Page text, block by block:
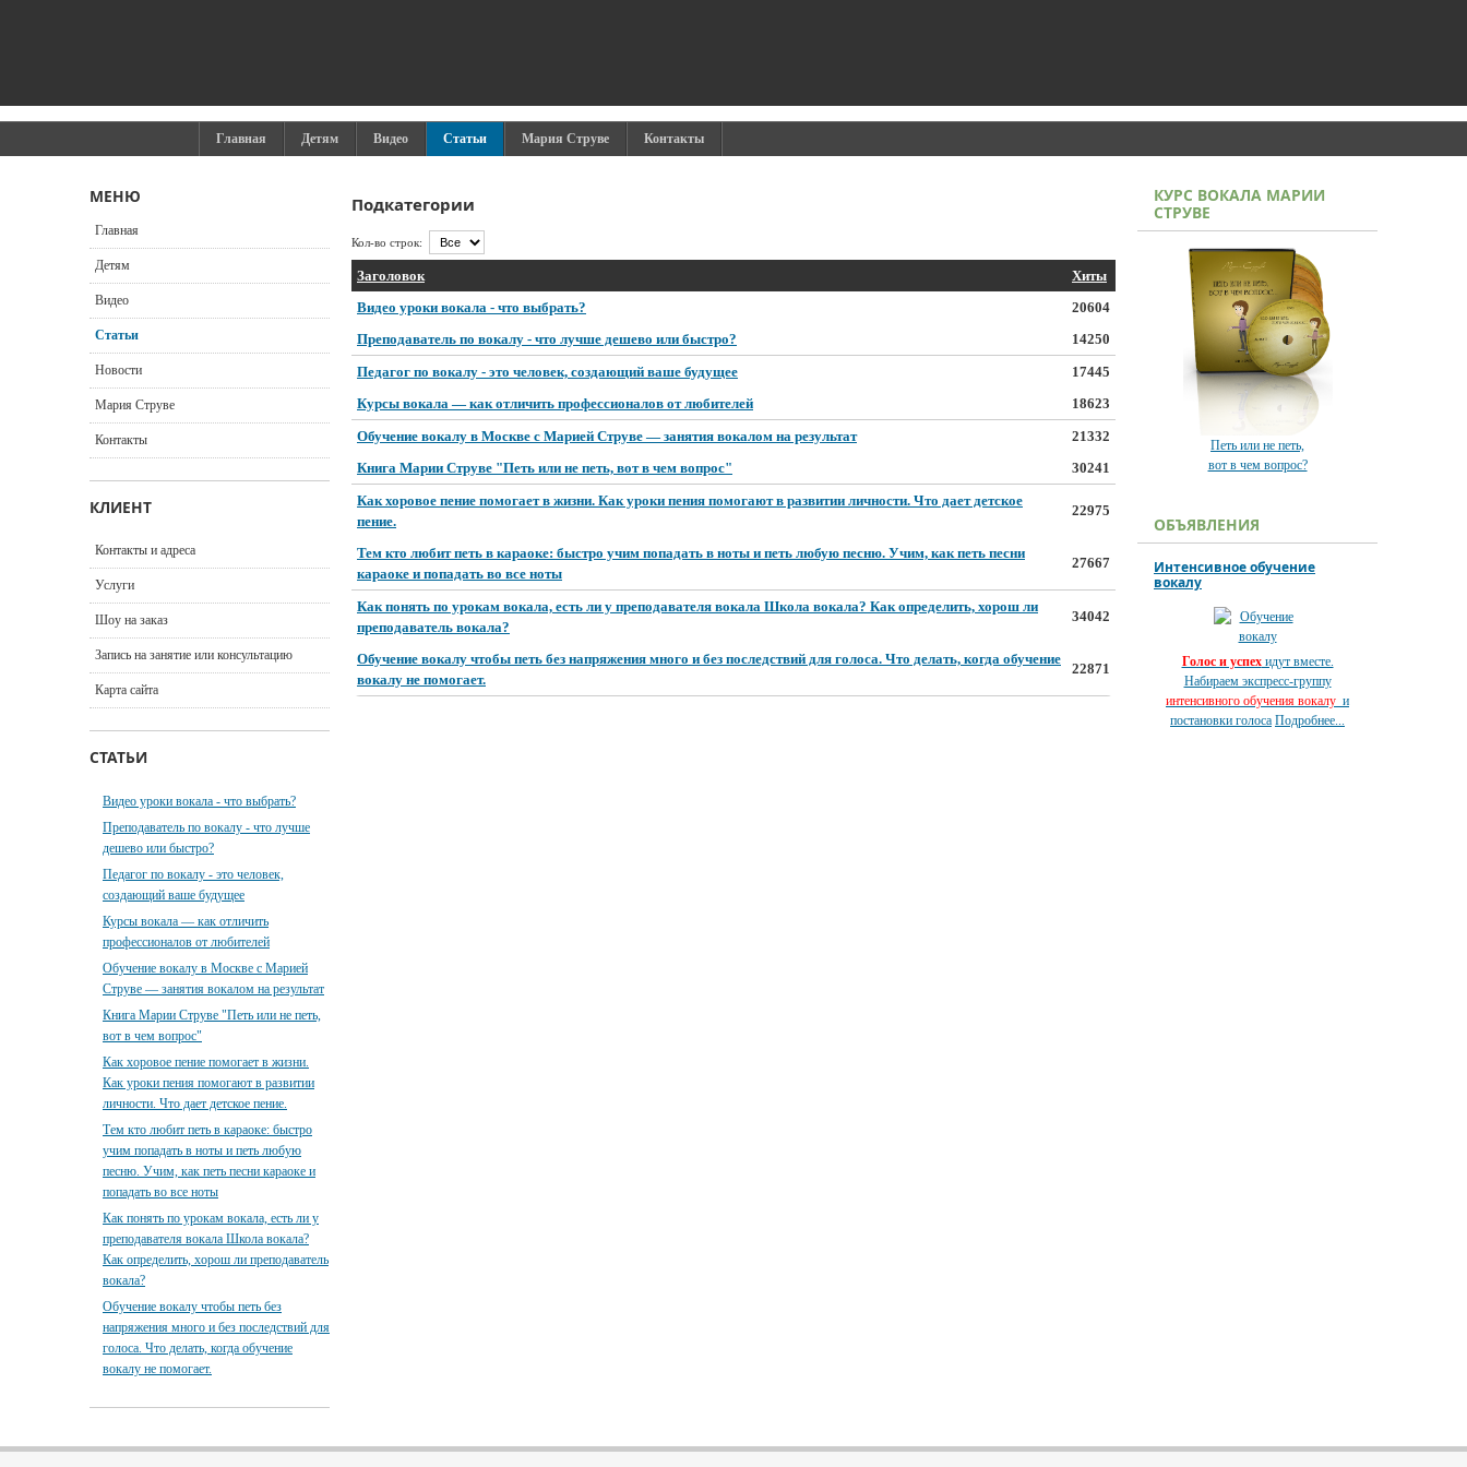
Главная Детям Видео Статьи Мария Струве Контакты
Подкатегории
Кол-во строк:
Заголовок
Хиты
Видео уроки вокала - что выбрать?
20604
Преподаватель по вокалу - что лучше дешево или быстро?
14250
Педагог по вокалу - это человек, создающий ваше будущее
17445
Курсы вокала — как отличить профессионалов от любителей
18623
Обучение вокалу в Москве с Марией Струве — занятия вокалом на результат
21332
Книга Марии Струве "Петь или не петь, вот в чем вопрос"
30241
Как хоровое пение помогает в жизни. Как уроки пения помогают в развитии личности. Что дает детское
пение.
22975
Тем кто любит петь в караоке: быстро учим попадать в ноты и петь любую песню. Учим, как петь песни
караоке и попадать во все ноты
27667
Как понять по урокам вокала, есть ли у преподавателя вокала Школа вокала? Как определить, хорош ли
преподаватель вокала?
34042
Обучение вокалу чтобы петь без напряжения много и без последствий для голоса. Что делать, когда обучение
вокалу не помогает.
22871
МЕНЮ
Главная
Детям
Видео
Статьи
Новости
Мария Струве
Контакты
КЛИЕНТ
Контакты и адреса
Услуги
Шоу на заказ
Запись на занятие или консультацию
Карта сайта
СТАТЬИ
Видео уроки вокала - что выбрать?
Преподаватель по вокалу - что лучше
дешево или быстро?
Педагог по вокалу - это человек,
создающий ваше будущее
Курсы вокала — как отличить
профессионалов от любителей
Обучение вокалу в Москве с Марией
Струве — занятия вокалом на результат
Книга Марии Струве "Петь или не петь,
вот в чем вопрос"
Как хоровое пение помогает в жизни.
Как уроки пения помогают в развитии
личности. Что дает детское пение.
Тем кто любит петь в караоке: быстро
учим попадать в ноты и петь любую
песню. Учим, как петь песни караоке и
попадать во все ноты
Как понять по урокам вокала, есть ли у
преподавателя вокала Школа вокала?
Как определить, хорош ли преподаватель
вокала?
Обучение вокалу чтобы петь без
напряжения много и без последствий для
голоса. Что делать, когда обучение
вокалу не помогает.
КУРС ВОКАЛА МАРИИ
СТРУВЕ
Петь или не петь,
вот в чем вопрос?
ОБЪЯВЛЕНИЯ
Интенсивное обучение
вокалу
Голос и успехидут вместе.
Набираем экспресс-группу
интенсивного обучения вокалу и
постановки голоса Подробнее...